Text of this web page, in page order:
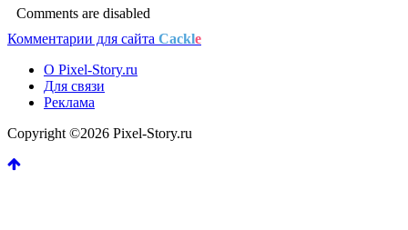
Comments are disabled
Комментарии для сайта Cackle
О Pixel-Story.ru
Для связи
Реклама
Copyright ©2026 Pixel-Story.ru